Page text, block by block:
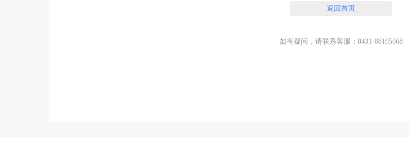
返回首页
如有疑问，请联系客服：0431-88165668